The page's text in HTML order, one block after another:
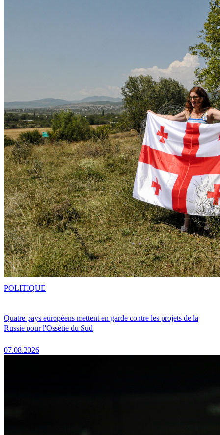
Quatre pays européens mettent en garde contre les projets de la
Russie pour l'Ossétie du Sud
07.08.2026
POLITIQUE